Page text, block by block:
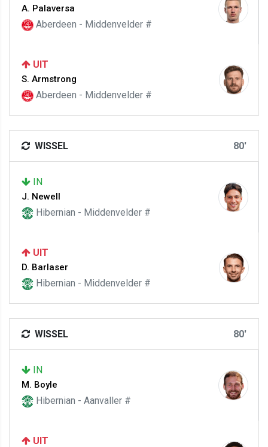
A. Palaversa
Aberdeen - Middenvelder #
UIT
S. Armstrong
Aberdeen - Middenvelder #
WISSEL 80'
IN
J. Newell
Hibernian - Middenvelder #
UIT
D. Barlaser
Hibernian - Middenvelder #
WISSEL 80'
IN
M. Boyle
Hibernian - Aanvaller #
UIT